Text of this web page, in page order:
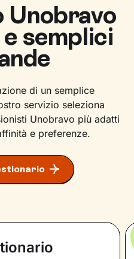
Unobravo
semplici
di un semplice
servizio seleziona
Unobravo più adatti
e preferenze.